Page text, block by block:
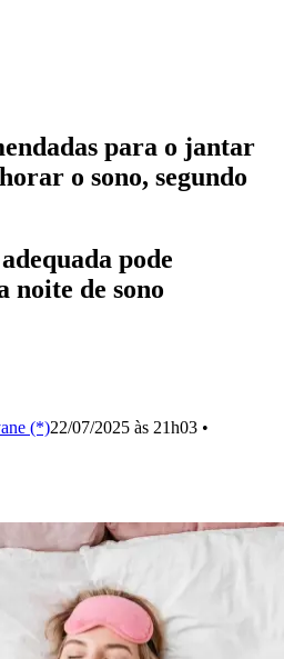
para o jantar
o sono, segundo
pode
noite de sono
(*)22/07/2025 às 21h03 •